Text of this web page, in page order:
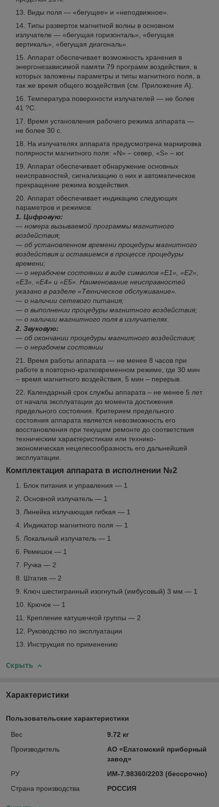
Виды поля — «бегущее» и «неподвижное».
Типы разверток магнитной волны в основном
излучателе — «бегущая горизонталь», «бегущая
вертикаль», «бегущая диагональ».
Аппарат обеспечивает возможность хранения в
энергонезависимой памяти 79 программ воздействия, в
которых заложены параметры и типы магнитного поля, а
так же время общего воздействия (см. Приложение А).
Температура поверхности излучателей — не более
41 ?С.
Время установления рабочего режима аппарата —
не более 30 с.
На излучателях аппарата предусмотрена маркировка
полярности магнитного поля: «N» – север, «S» – юг.
Аппарат обеспечивает обнаружение основных
неисправностей, сигнализацию о них и автоматическое
прекращение режима воздействия.
Аппарат обеспечивает индикацию следующих
параметров и режимов:
1. Цифровую:
— номера вызываемой программы магнитного
воздействия;
— об установленном времени процедуры магнитного
воздействия и оставшемся в процессе процедуры
времени;
— о нерабочем состоянии в виде символов «Е1», «Е2»,
«Е3», «Е4» и «Е5». Наименование неисправностей
указано в разделе «Техническое обслуживание».
— о наличии сетевого питания;
— о выполнении процедуры магнитного воздействия;
— о наличии магнитного поля в излучателях.
2. Звуковую:
— об окончании процедуры магнитного воздействия;
— о нерабочем состоянии
Время работы аппарата — не менее 8 часов при
работе в повторно-кратковременном режиме, где 30 мин
– время магнитного воздействия, 5 мин – перерыв.
Календарный срок службы аппарата – не менее 5 лет
от начала эксплуатации до момента достижения
предельного состояния. Критерием предельного
состояния аппарата является невозможность его
восстановления при текущем ремонте до соответствия
техническим характеристикам или технико-
экономическая нецелесообразность его дальнейшей
эксплуатации.
Комплектация аппарата в исполнении №2
Блок питания и управления — 1
Основной излучатель — 1
Линейка излучающая гибкая — 1
Индикатор магнитного поля — 1
Локальный излучатель — 1
Ремешок — 1
Ручка — 2
Штатив — 2
Ключ шестигранный изогнутый (имбусовый) 3 мм — 1
Крючок — 1
Крепление катушечной группы — 2
Руководство по эксплуатации
Инструкция по применению
Скрыть
Характеристики
Пользовательские характеристики
Вес
9.72 кг
Производитель
АО «Елатомский приборный
завод»
РУ
ИМ-7.98360/2203 (бессрочно)
Страна производства
РОССИЯ